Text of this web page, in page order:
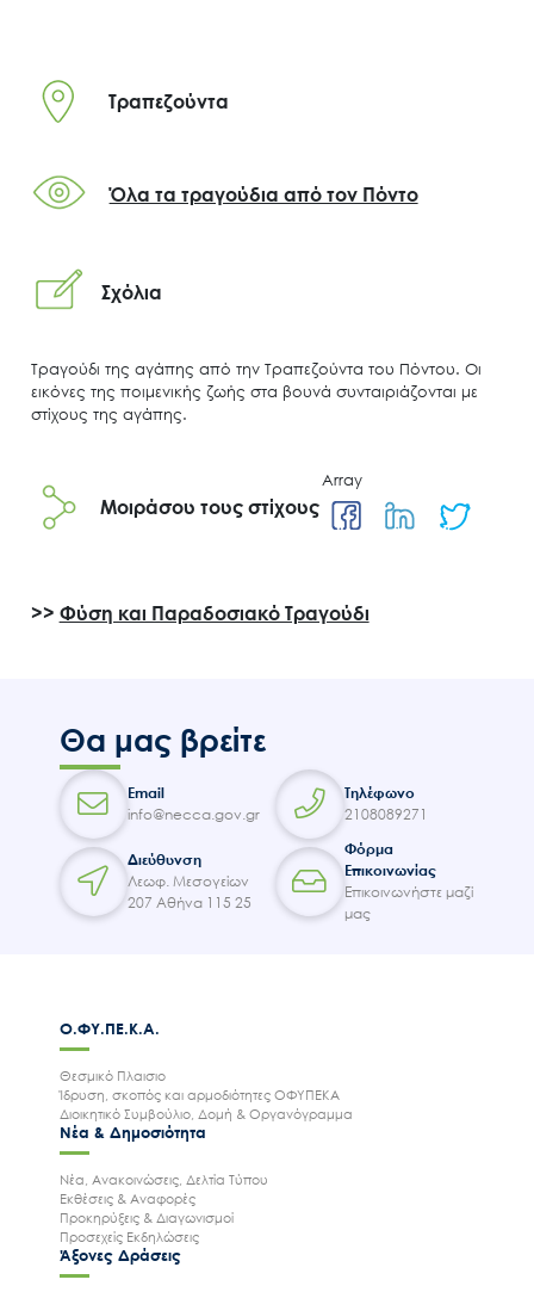
Ο.ΦΥ.ΠΕ.Κ.Α.
Άξονες δράσης
Επικοινωνία
Τραπεζούντα
Όλα τα τραγούδια από τον Πόντο
Σχόλια
Τραγούδι της αγάπης από την Τραπεζούντα του Πόντου. Οι
εικόνες της ποιμενικής ζωής στα βουνά συνταιριάζονται με
στίχους της αγάπης.
Μοιράσου τους στίχους
Array
>> Φύση και Παραδοσιακό Τραγούδι
Θα μας βρείτε
Email
info@necca.gov.gr
Τηλέφωνο
2108089271
Διεύθυνση
Λεωφ. Μεσογείων
207 Αθήνα 115 25
Φόρμα
Επικοινωνίας
Επικοινωνήστε μαζί
μας
Ο.ΦΥ.ΠΕ.Κ.Α.
Θεσμικό Πλαισιο
Ίδρυση, σκοπός και αρμοδιότητες ΟΦΥΠΕΚΑ
Διοικητικό Συμβούλιο, Δομή & Οργανόγραμμα
Νέα & Δημοσιότητα
Νέα, Ανακοινώσεις, Δελτία Τύπου
Εκθέσεις & Αναφορές
Προκηρύξεις & Διαγωνισμοί
Προσεχείς Εκδηλώσεις
Άξονες Δράσεις